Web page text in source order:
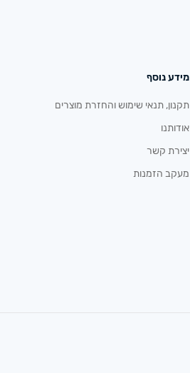
מידע נוסף
תקנון, תנאי שימוש והחזרת מוצרים
אודותנו
יצירת קשר
מעקב הזמנות